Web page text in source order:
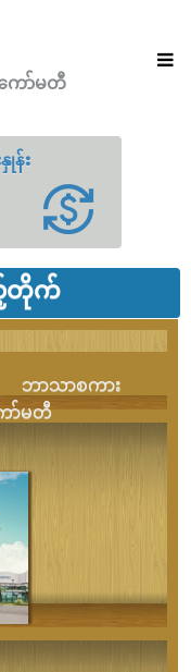
ော်မတီ
န်း
ည့်တိုက်
ဘာသာစကား
ာ်မတီ